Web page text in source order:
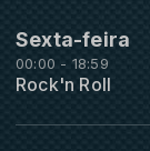
Sexta-feira
00:00 - 18:59
Rock'n Roll